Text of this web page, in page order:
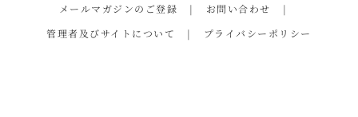
メールマガジンのご登録
お問い合わせ
管理者及びサイトについて
プライバシーポリシー